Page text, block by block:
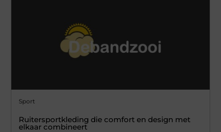
Sport
Ruitersportkleding die comfort en design met
elkaar combineert